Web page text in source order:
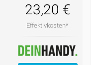
23,20 €
Effektivkosten*